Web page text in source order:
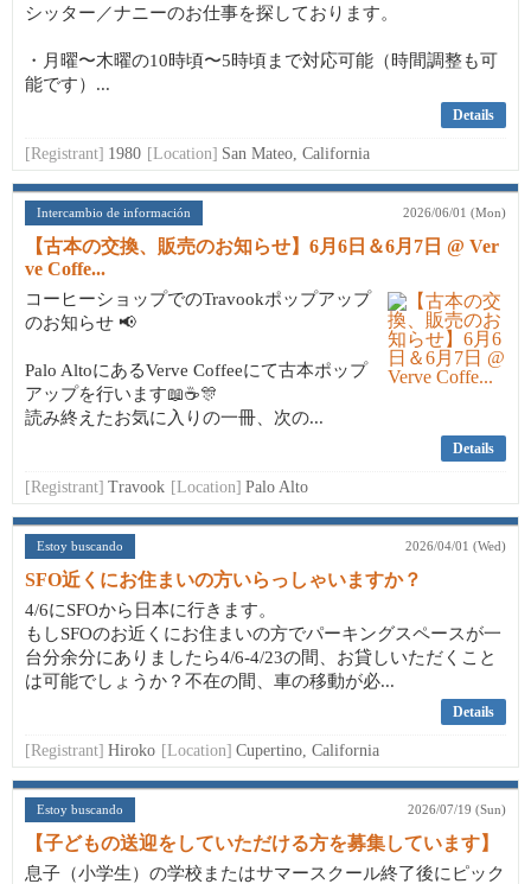
シッター／ナニーのお仕事を探しております。
・月曜〜木曜の10時頃〜5時頃まで対応可能（時間調整も可
能です）...
Details
[Registrant] 1980 [Location] San Mateo, California
Intercambio de información 2026/06/01 (Mon)
【古本の交換、販売のお知らせ】6月6日＆6月7日 @ Ver
ve Coffe...
コーヒーショップでのTravookポップアップ
のお知らせ 📢
Palo AltoにあるVerve Coffeeにて古本ポップ
アップを行います📖☕🎊
読み終えたお気に入りの一冊、次の...
Details
[Registrant] Travook [Location] Palo Alto
Estoy buscando 2026/04/01 (Wed)
SFO近くにお住まいの方いらっしゃいますか？
4/6にSFOから日本に行きます。
もしSFOのお近くにお住まいの方でパーキングスペースが一
台分余分にありましたら4/6-4/23の間、お貸しいただくこと
は可能でしょうか？不在の間、車の移動が必...
Details
[Registrant] Hiroko [Location] Cupertino, California
Estoy buscando 2026/07/19 (Sun)
【子どもの送迎をしていただける方を募集しています】
息子（小学生）の学校またはサマースクール終了後にピック